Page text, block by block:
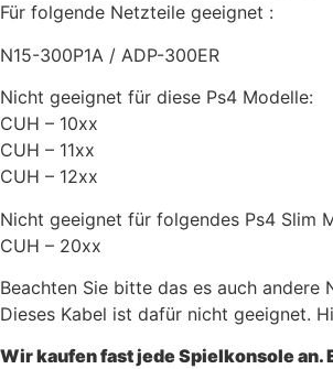
Für folgende Netzteile geeignet :
N15-300P1A / ADP-300ER
Nicht geeignet für diese Ps4 Modelle:
CUH – 10xx
CUH – 11xx
CUH – 12xx
Nicht geeignet für folgendes Ps4 Slim
CUH – 20xx
Beachten Sie bitte das es auch
Dieses Kabel ist dafür nicht geeignet.
Wir kaufen fast jede Spielkonsole an.